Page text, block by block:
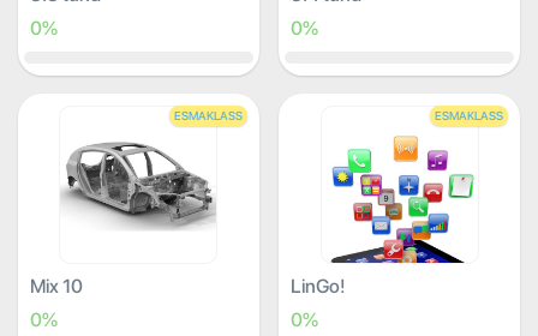
0%
0%
ESMAKLASS
Mix 10
0%
ESMAKLASS
LinGo!
0%